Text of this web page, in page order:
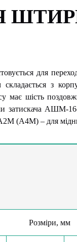
для
складається з
має шість
затискача АШМ-
(А4М) – для
Розміри, мм